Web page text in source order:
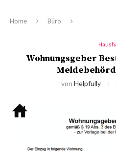
Home Büro
Wohnungsgeber
von Helpfully